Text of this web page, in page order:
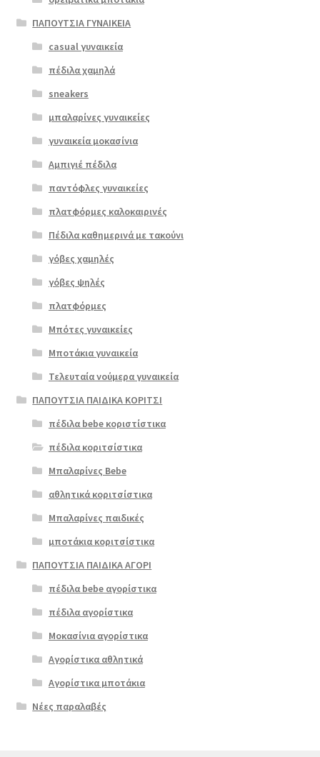
γή
ΠΑΠΟΥΤΣΙΑ ΓΥΝΑΙΚΕΙΑ
casual γυναικεία
πέδιλα χαμηλά
sneakers
μπαλαρίνες γυναικείες
γυναικεία μοκασίνια
Αμπιγιέ πέδιλα
παντόφλες γυναικείες
πλατφόρμες καλοκαιρινές
Πέδιλα καθημερινά με τακούνι
γόβες χαμηλές
γόβες ψηλές
πλατφόρμες
Μπότες γυναικείες
Μποτάκια γυναικεία
Τελευταία νούμερα γυναικεία
ΠΑΠΟΥΤΣΙΑ ΠΑΙΔΙΚΑ ΚΟΡΙΤΣΙ
πέδιλα bebe κοριστίστικα
πέδιλα κοριτσίστικα
Μπαλαρίνες Bebe
αθλητικά κοριτσίστικα
Μπαλαρίνες παιδικές
μποτάκια κοριτσίστικα
ΠΑΠΟΥΤΣΙΑ ΠΑΙΔΙΚΑ ΑΓΟΡΙ
πέδιλα bebe αγορίστικα
πέδιλα αγορίστικα
Μοκασίνια αγορίστικα
Αγορίστικα αθλητικά
Αγορίστικα μποτάκια
Νέες παραλαβές